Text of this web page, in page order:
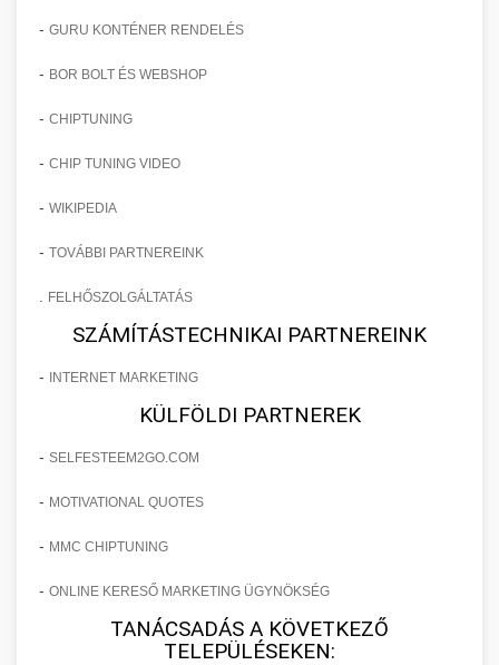
- GURU KONTÉNER RENDELÉS
- BOR BOLT ÉS WEBSHOP
- CHIPTUNING
- CHIP TUNING VIDEO
- WIKIPEDIA
- TOVÁBBI PARTNEREINK
FELHŐSZOLGÁLTATÁS
SZÁMÍTÁSTECHNIKAI PARTNEREINK
- INTERNET MARKETING
KÜLFÖLDI PARTNEREK
- SELFESTEEM2GO.COM
- MOTIVATIONAL QUOTES
- MMC CHIPTUNING
- ONLINE KERESŐ MARKETING ÜGYNÖKSÉG
TANÁCSADÁS A KÖVETKEZŐ
TELEPÜLÉSEKEN: